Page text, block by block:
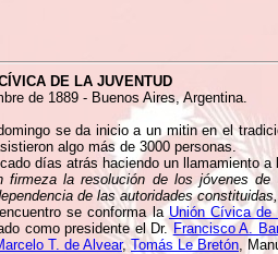
DE LA JUVENTUD
de 1889 - Buenos Aires, Argentina.
se da inicio a un mitin en el
algo más de 3000 personas.
días atrás haciendo un llamamiento
firmeza la resolución de los jóvenes
de las autoridades
se conforma laUnión Cívica de
como presidente el Dr. Francisco A.
T. de Alvear, Tomás Le Bretón,